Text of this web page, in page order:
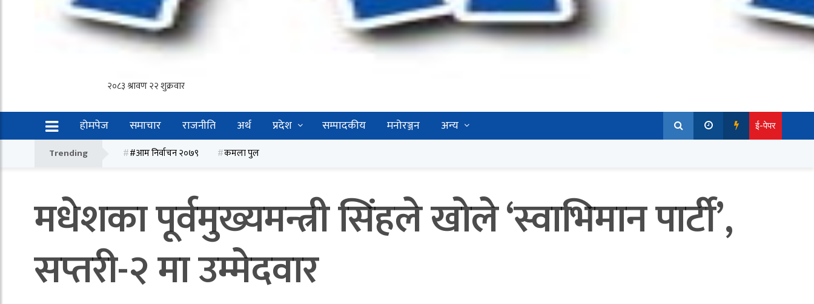
होमपेज समाचार राजनीति अर्थ प्रदेश सम्पादकीय मनोरञ्जन अन्य ई-पेपर
Trending #आम निर्वाचन २०७९ कमला पुल
मधेशका पूर्वमुख्यमन्त्री सिंहले खोले ‘स्वाभिमान पार्टी’,
सप्तरी-२ मा उम्मेदवार